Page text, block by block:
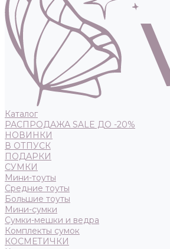
Каталог
РАСПРОДАЖА SALE ДО -20%
НОВИНКИ
В ОТПУСК
ПОДАРКИ
СУМКИ
Мини-тоуты
Средние тоуты
Большие тоуты
Мини-сумки
Сумки-мешки и ведра
Комплекты сумок
КОСМЕТИЧКИ